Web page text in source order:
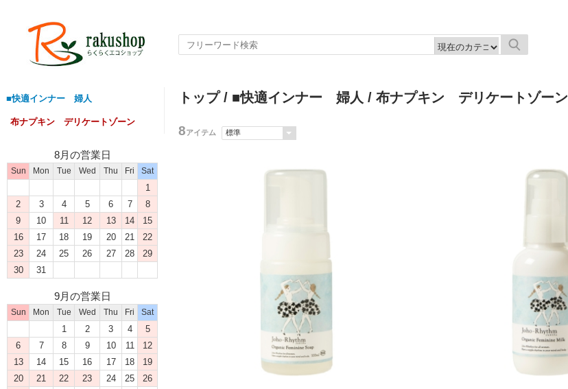
■快適インナー 婦人
布ナプキン デリケートゾーン
8月の営業日
Sun Mon Tue Wed Thu Fri Sat
1
2
3 4 5 6 7
8
9
10 11 12 13 14
15
16
17 18 19 20 21
22
23
24 25 26 27 28
29
30
31
9月の営業日
Sun Mon Tue Wed Thu Fri Sat
1 2 3 4
5
6
7 8 9 10 11
12
13
14 15 16 17 18
19
20
21 22 23 24 25
26
トップ/ ■快適インナー 婦人 / 布ナプキン デリケートゾーン
8アイテム